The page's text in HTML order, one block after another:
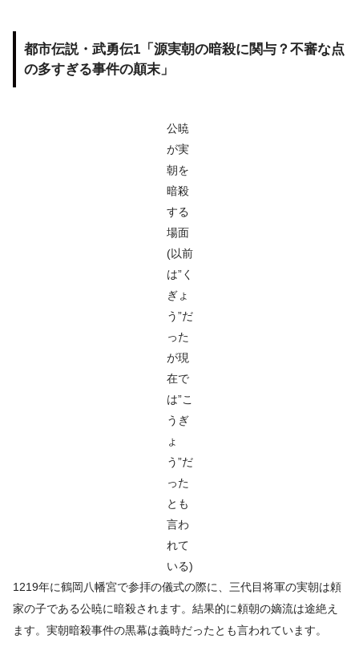
都市伝説・武勇伝1「源実朝の暗殺に関与？不審な点
の多すぎる事件の顛末」
公暁
が実
朝を
暗殺
する
場面
(以前
は”く
ぎょ
う”だ
った
が現
在で
は”こ
うぎ
ょ
う”だ
った
とも
言わ
れて
いる)
1219年に鶴岡八幡宮で参拝の儀式の際に、三代目将軍の実朝は頼
家の子である公暁に暗殺されます。結果的に頼朝の嫡流は途絶え
ます。実朝暗殺事件の黒幕は義時だったとも言われています。